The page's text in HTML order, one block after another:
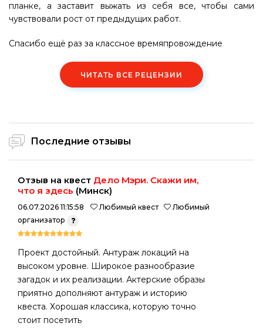
планке, а заставит выжать из себя все, чтобы сами
чувствовали рост от предыдущих работ.
Спасибо ещё раз за классное времяпровождение
ЧИТАТЬ ВСЕ РЕЦЕНЗИИ
Последние отзывы
Отзыв на квест Дело Мэри. Скажи им,
что я здесь (Минск)
06.07.2026 11:15:58 Любимый квест
Любимый
организатор
Проект достойный. Антураж локаций на
высоком уровне. Широкое разнообразие
загадок и их реализации. Актерские образы
приятно дополняют антураж и историю
квеста. Хорошая классика, которую точно
стоит посетить